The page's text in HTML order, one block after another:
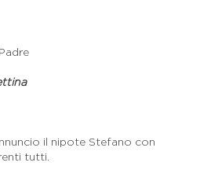
il nipote Stefano con
tutti.